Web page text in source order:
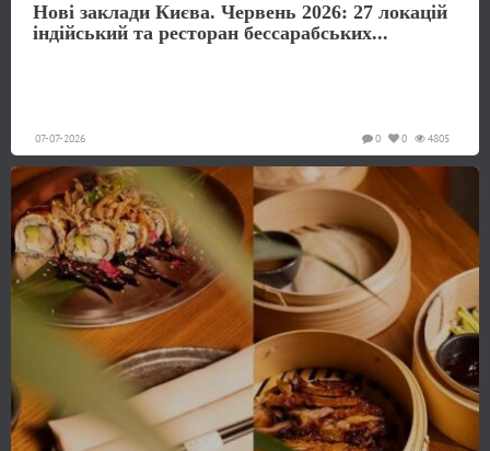
Нові заклади Києва. Червень 2026: 27 локацій
індійський та ресторан бессарабських...
07-07-2026 4805
0
0